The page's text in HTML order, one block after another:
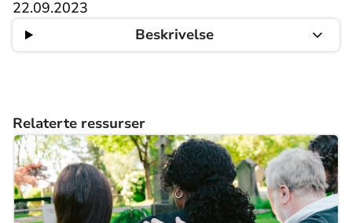
22.09.2023
Beskrivelse
Relaterte ressurser